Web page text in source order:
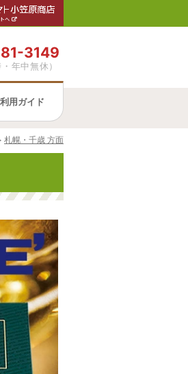
3149
年中無休）
用ガイド
札幌・千歳 方面